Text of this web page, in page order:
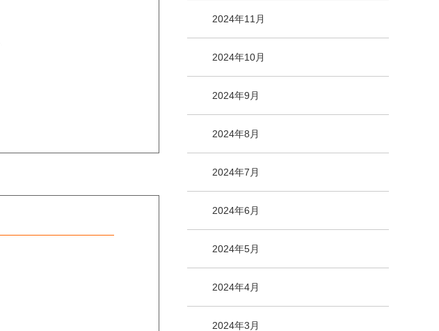
2024年11月
2024年10月
2024年9月
2024年8月
2024年7月
2024年6月
2024年5月
2024年4月
2024年3月